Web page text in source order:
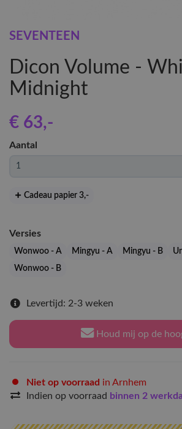
SEVENTEEN
Dicon Volume -
Midnight
€ 63,-
Aantal
Cadeau papier 3,-
Versies
Wonwoo - A Mingyu - A Mingyu - B
Wonwoo - B
Levertijd: 2-3 weken
Houd mij op de
Niet op voorraad in Arnhem
Indien op voorraad binnen 2